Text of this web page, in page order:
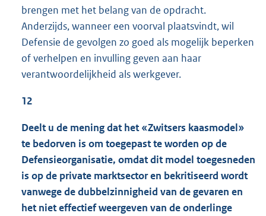
brengen met het belang van de opdracht.
Anderzijds, wanneer een voorval plaatsvindt, wil
Defensie de gevolgen zo goed als mogelijk beperken
of verhelpen en invulling geven aan haar
verantwoordelijkheid als werkgever.
12
Deelt u de mening dat het «Zwitsers kaasmodel»
te bedorven is om toegepast te worden op de
Defensieorganisatie, omdat dit model toegesneden
is op de private marktsector en bekritiseerd wordt
vanwege de dubbelzinnigheid van de gevaren en
het niet effectief weergeven van de onderlinge